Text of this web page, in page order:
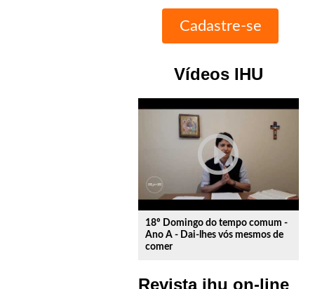
Vídeos IHU
play_circle_outline
18º Domingo do tempo comum -
Ano A - Dai-lhes vós mesmos de
comer
Revista ihu on-line